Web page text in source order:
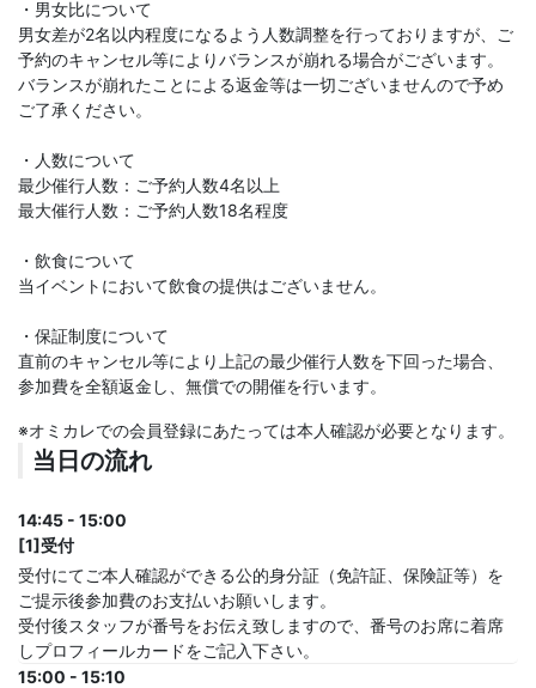
・男女比について
男女差が2名以内程度になるよう人数調整を行っておりますが、ご
予約のキャンセル等によりバランスが崩れる場合がございます。
バランスが崩れたことによる返金等は一切ございませんので予め
ご了承ください。
・人数について
最少催行人数：ご予約人数4名以上
最大催行人数：ご予約人数18名程度
・飲食について
当イベントにおいて飲食の提供はございません。
・保証制度について
直前のキャンセル等により上記の最少催行人数を下回った場合、
参加費を全額返金し、無償での開催を行います。
※オミカレでの会員登録にあたっては本人確認が必要となります。
当日の流れ
14:45 - 15:00
[1]受付
受付にてご本人確認ができる公的身分証（免許証、保険証等）を
ご提示後参加費のお支払いお願いします。
受付後スタッフが番号をお伝え致しますので、番号のお席に着席
しプロフィールカードをご記入下さい。
15:00 - 15:10